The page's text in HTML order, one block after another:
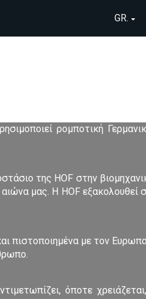
GR.
ρομποτική
της HOF στην
μας. Η HOF εξακολουθεί
πιστοποιημένα με τον
όποτε